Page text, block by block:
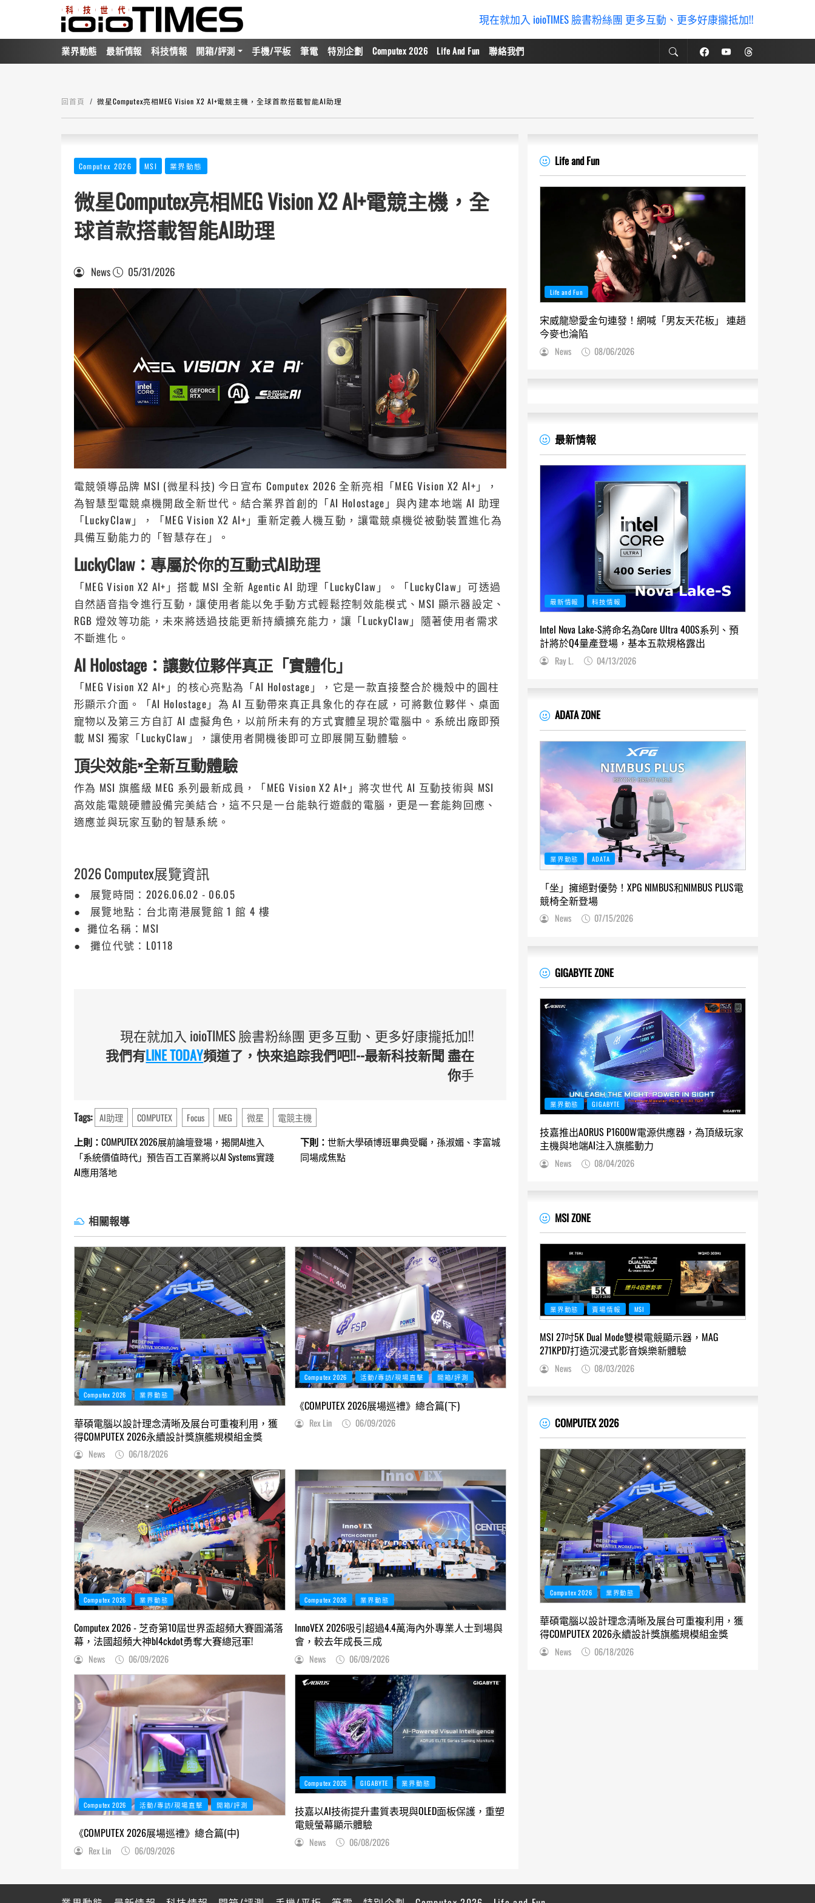
現在就加入 ioioTIMES 臉書粉絲團 更多互動、更多好康攏抵加!!
業界動態 最新情報 科技情報 開箱/評測 手機/平板 筆電 特別企劃 Computex 2026 Life And Fun 聯絡我們
回首頁 微星Computex亮相MEG Vision X2 AI+電競主機，全球首款搭載智能AI助理
Computex 2026 MSI 業界動態
微星Computex亮相MEG Vision X2 AI+電競主機，全
球首款搭載智能AI助理
News 05/31/2026
電競領導品牌 MSI (微星科技) 今日宣布 Computex 2026 全新亮相「MEG Vision X2 AI+」，
為智慧型電競桌機開啟全新世代。結合業界首創的「AI Holostage」與內建本地端 AI 助理
「LuckyClaw」，「MEG Vision X2 AI+」重新定義人機互動，讓電競桌機從被動裝置進化為
具備互動能力的「智慧存在」。
LuckyClaw：專屬於你的互動式AI助理
「MEG Vision X2 AI+」搭載 MSI 全新 Agentic AI 助理「LuckyClaw」。「LuckyClaw」可透過
自然語音指令進行互動，讓使用者能以免手動方式輕鬆控制效能模式、MSI 顯示器設定、
RGB 燈效等功能，未來將透過技能更新持續擴充能力，讓「LuckyClaw」隨著使用者需求
不斷進化。
AI Holostage：讓數位夥伴真正「實體化」
「MEG Vision X2 AI+」的核心亮點為「AI Holostage」，它是一款直接整合於機殼中的圓柱
形顯示介面。「AI Holostage」為 AI 互動帶來真正具象化的存在感，可將數位夥伴、桌面
寵物以及第三方自訂 AI 虛擬角色，以前所未有的方式實體呈現於電腦中。系統出廠即預
載 MSI 獨家「LuckyClaw」，讓使用者開機後即可立即展開互動體驗。
頂尖效能×全新互動體驗
作為 MSI 旗艦級 MEG 系列最新成員，「MEG Vision X2 AI+」將次世代 AI 互動技術與 MSI
高效能電競硬體設備完美結合，這不只是一台能執行遊戲的電腦，更是一套能夠回應、
適應並與玩家互動的智慧系統。
2026 Computex展覽資訊
● 展覽時間：2026.06.02 - 06.05
● 展覽地點：台北南港展覽館 1 館 4 樓
● 攤位名稱：MSI
● 攤位代號：L0118
現在就加入 ioioTIMES 臉書粉絲團 更多互動、更多好康攏抵加!!
我們有LINE TODAY頻道了，快來追踪我們吧!!--最新科技新聞 盡在
你手
Tags: AI助理 COMPUTEX Focus MEG 微星 電競主機
Continue
Reading
上則： COMPUTEX 2026展前論壇登場，揭開AI進入
「系統價值時代」預告百工百業將以AI Systems實踐
AI應用落地
下則： 世新大學碩博班畢典受矚，孫淑媚、李富城
同場成焦點
相關報導
Computex 2026 業界動態
華碩電腦以設計理念清晰及展台可重複利用，獲
得COMPUTEX 2026永續設計獎旗艦規模組金獎
News 06/18/2026
Computex 2026 活動/專訪/現場直擊 開箱/評測
《COMPUTEX 2026展場巡禮》總合篇(下)
Rex Lin 06/09/2026
Computex 2026 業界動態
Computex 2026 - 芝奇第10屆世界盃超頻大賽圓滿落
幕，法國超頻大神bl4ckdot勇奪大賽總冠軍!
News 06/09/2026
Computex 2026 業界動態
InnoVEX 2026吸引超過4.4萬海內外專業人士到場與
會，較去年成長三成
News 06/09/2026
Computex 2026 活動/專訪/現場直擊 開箱/評測
《COMPUTEX 2026展場巡禮》總合篇(中)
Rex Lin 06/09/2026
Computex 2026 GIGABYTE 業界動態
技嘉以AI技術提升畫質表現與OLED面板保護，重塑
電競螢幕顯示體驗
News 06/08/2026
Life and Fun
Life and Fun
宋威龍戀愛金句連發！網喊「男友天花板」 連趙
今麥也淪陷
News 08/06/2026
最新情報
最新情報 科技情報
Intel Nova Lake-S將命名為Core Ultra 400S系列、預
計將於Q4量產登場，基本五款規格露出
Ray L. 04/13/2026
ADATA ZONE
業界動態 ADATA
「坐」擁絕對優勢！XPG NIMBUS和NIMBUS PLUS電
競椅全新登場
News 07/15/2026
GIGABYTE ZONE
業界動態 GIGABYTE
技嘉推出AORUS P1600W電源供應器，為頂級玩家
主機與地端AI注入旗艦動力
News 08/04/2026
MSI ZONE
業界動態 賣場情報 MSI
MSI 27吋5K Dual Mode雙模電競顯示器，MAG
271KPD7打造沉浸式影音娛樂新體驗
News 08/03/2026
COMPUTEX 2026
Computex 2026 業界動態
華碩電腦以設計理念清晰及展台可重複利用，獲
得COMPUTEX 2026永續設計獎旗艦規模組金獎
News 06/18/2026